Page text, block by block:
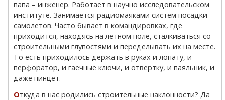
папа – инженер. Работает в научно исследовательском
институте. Занимается радиомаяками систем посадки
самолетов. Часто бывает в командировках, где
приходится, находясь на летном поле, сталкиваться со
строительными глупостями и переделывать их на месте.
То есть приходилось держать в руках и лопату, и
перфоратор, и гаечные ключи, и отвертку, и паяльник, и
даже пинцет.
Откуда в нас родились строительные наклонности? Да